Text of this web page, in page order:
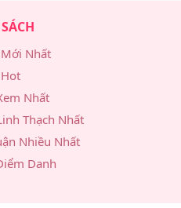
Nhất
Nhất
Thạch Nhất
Nhiều Nhất
Danh